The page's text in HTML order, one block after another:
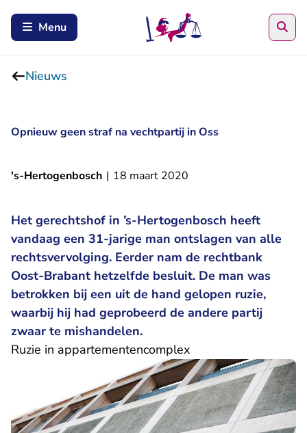
Menu
Nieuws
Opnieuw geen straf na vechtpartij in Oss
's-Hertogenbosch | 18 maart 2020
Het gerechtshof in ’s-Hertogenbosch heeft
vandaag een 31-jarige man ontslagen van alle
rechtsvervolging. Eerder nam de rechtbank
Oost-Brabant hetzelfde besluit. De man was
betrokken bij een uit de hand gelopen ruzie,
waarbij hij had geprobeerd de andere partij
zwaar te mishandelen.
Ruzie in appartementencomplex